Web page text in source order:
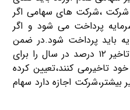
،شرکت های سهامی اگر
پرداخت می شود و اگر
باید پرداخت شود.در ضمن
قانون تجارت پرداخت خسارت تاخیر ۱۲ درصد در سال را برای
تاخیرمی کنند،تعیین کرده
اجازه دارد سهام